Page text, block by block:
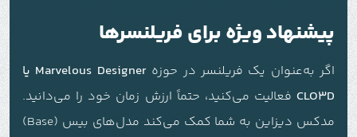
پیشنهاد ویژه برای فریلنسرها
اگر به‌عنوان یک فریلنسر در حوزه
Marvelous Designer یا
CLO3D فعالیت می‌کنید، حتماً ارزش زمان خود را می‌دانید.
مدکس دیزاین به شما کمک می‌کند مدل‌های بیس (Base)